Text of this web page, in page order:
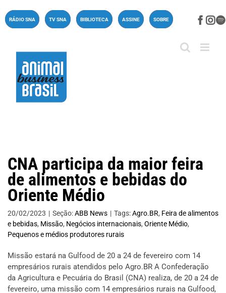
paraRÁDIO SNA TV SNA BIBLIOTECA ASSINE SOBRE
CNA participa da maior feira
de alimentos e bebidas do
Oriente Médio
20/02/2023 | Seção:ABB News | Tags:Agro.BR, Feira de alimentos
e bebidas, Missão, Negócios internacionais, Oriente Médio,
Pequenos e médios produtores rurais
Missão estará na Gulfood de 20 a 24 de fevereiro com 14
empresários rurais atendidos pelo Agro.BR A Confederação
da Agricultura e Pecuária do Brasil (CNA) realiza, de 20 a 24 de
fevereiro, uma missão com 14 empresários rurais na Gulfood,